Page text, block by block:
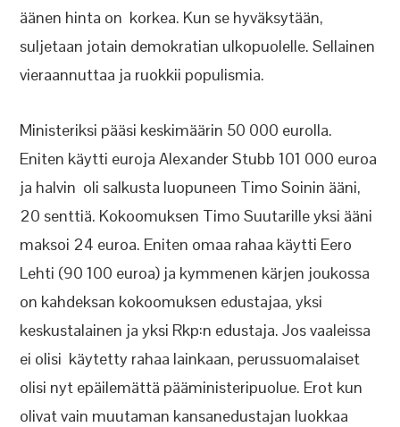
äänen hinta on korkea. Kun se hyväksytään,
suljetaan jotain demokratian ulkopuolelle. Sellainen
vieraannuttaa ja ruokkii populismia.
Ministeriksi pääsi keskimäärin 50 000 eurolla.
Eniten käytti euroja Alexander Stubb 101 000 euroa
ja halvin oli salkusta luopuneen Timo Soinin ääni,
20 senttiä. Kokoomuksen Timo Suutarille yksi ääni
maksoi 24 euroa. Eniten omaa rahaa käytti Eero
Lehti (90 100 euroa) ja kymmenen kärjen joukossa
on kahdeksan kokoomuksen edustajaa, yksi
keskustalainen ja yksi Rkp:n edustaja. Jos vaaleissa
ei olisi käytetty rahaa lainkaan, perussuomalaiset
olisi nyt epäilemättä pääministeripuolue. Erot kun
olivat vain muutaman kansanedustajan luokkaa